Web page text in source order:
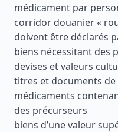
médicament par
corridor douanier «
doivent être déclarés
biens nécessitant des
devises et valeurs
titres et documents
médicaments
des précurseurs
biens d’une valeur